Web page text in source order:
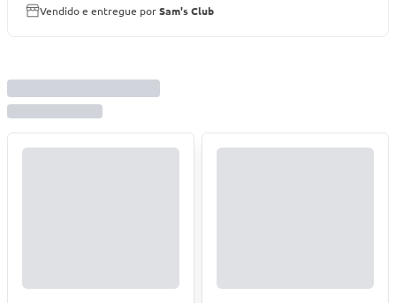
Vendido e entregue porSam's Club